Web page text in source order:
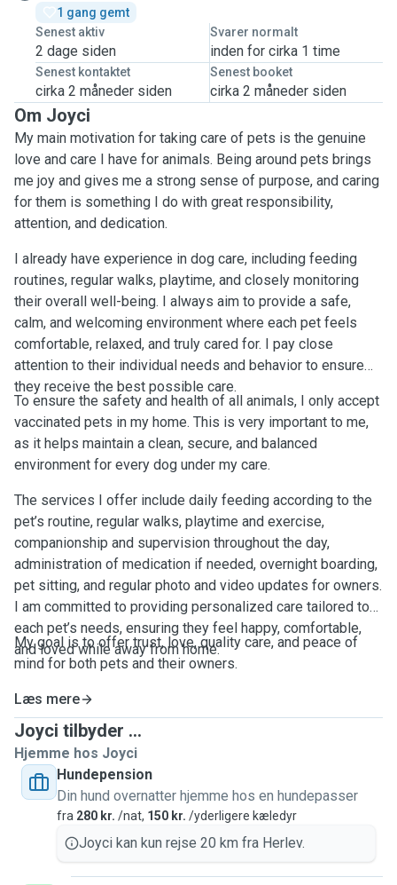
1 gang gemt
Senest aktiv
2 dage siden
Svarer normalt
inden for cirka 1 time
Senest kontaktet
cirka 2 måneder siden
Senest booket
cirka 2 måneder siden
Om Joyci
My main motivation for taking care of pets is the genuine
love and care I have for animals. Being around pets brings
me joy and gives me a strong sense of purpose, and caring
for them is something I do with great responsibility,
attention, and dedication.
I already have experience in dog care, including feeding
routines, regular walks, playtime, and closely monitoring
their overall well-being. I always aim to provide a safe,
calm, and welcoming environment where each pet feels
comfortable, relaxed, and truly cared for. I pay close
attention to their individual needs and behavior to ensure
they receive the best possible care.
To ensure the safety and health of all animals, I only accept
vaccinated pets in my home. This is very important to me,
as it helps maintain a clean, secure, and balanced
environment for every dog under my care.
The services I offer include daily feeding according to the
pet’s routine, regular walks, playtime and exercise,
companionship and supervision throughout the day,
administration of medication if needed, overnight boarding,
pet sitting, and regular photo and video updates for owners.
I am committed to providing personalized care tailored to
each pet’s needs, ensuring they feel happy, comfortable,
and loved while away from home.
My goal is to offer trust, love, quality care, and peace of
mind for both pets and their owners.
Læs mere
Joyci tilbyder ...
Hjemme hos Joyci
Hundepension
Din hund overnatter hjemme hos en hundepasser
fra 280 kr. /nat, 150 kr. /yderligere kæledyr
Joyci kan kun rejse 20 km fra Herlev.